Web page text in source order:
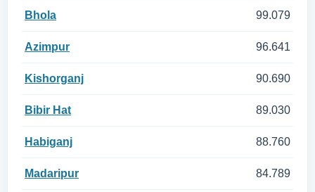
Bhola 99.079
Azimpur 96.641
Kishorganj 90.690
Bibir Hat 89.030
Habiganj 88.760
Madaripur 84.789